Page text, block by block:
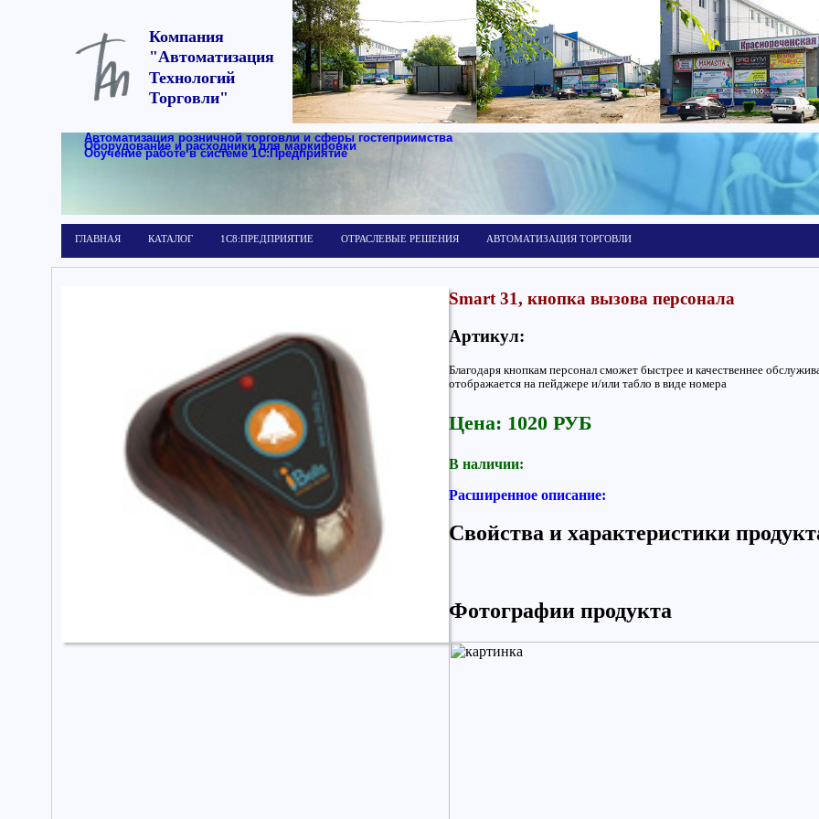
Компания
"Автоматизация
Технологий
Торговли"
Автоматизация розничной торговли и сферы гостеприимства
Оборудование и расходники для маркировки
Обучение работе в системе 1С:Предприятие
ГЛАВНАЯ КАТАЛОГ 1С8:ПРЕДПРИЯТИЕ ОТРАСЛЕВЫЕ РЕШЕНИЯ АВТОМАТИЗАЦИЯ ТОРГОВЛИ
Smart 31, кнопка вызова персонала
Артикул:
Благодаря кнопкам персонал сможет быстрее и качественнее
отображается на пейджере и/или табло в виде номера
Цена: 1020 РУБ
В наличии:
Расширенное описание:
Свойства и характеристики
Фотографии продукта